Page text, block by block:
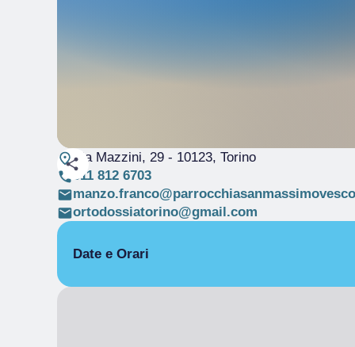
Via Mazzini, 29- 10123, Torino
011 812 6703
ortodossiatorino@gmail.com
Date e Orari